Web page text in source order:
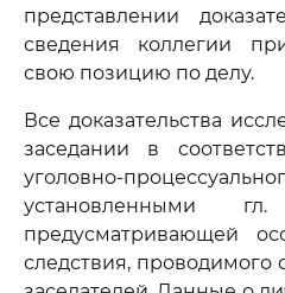
представлении
сведения коллегии
свою позицию по делу.
Все доказательства
заседании в
уголовно-
предусматривающей
следствия, проводимого